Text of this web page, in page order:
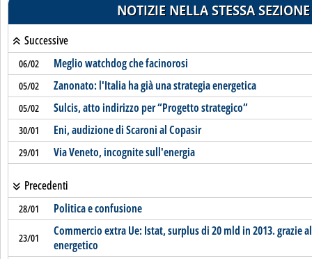
NOTIZIE NELLA STESSA SEZIONE
Successive
06/02 Meglio watchdog che facinorosi
05/02 Zanonato: l'Italia ha già una strategia energetica
05/02 Sulcis, atto indirizzo per “Progetto strategico”
30/01 Eni, audizione di Scaroni al Copasir
29/01 Via Veneto, incognite sull'energia
Precedenti
28/01 Politica e confusione
23/01
Commercio extra Ue: Istat, surplus di 20 mld in 2013. grazie
energetico